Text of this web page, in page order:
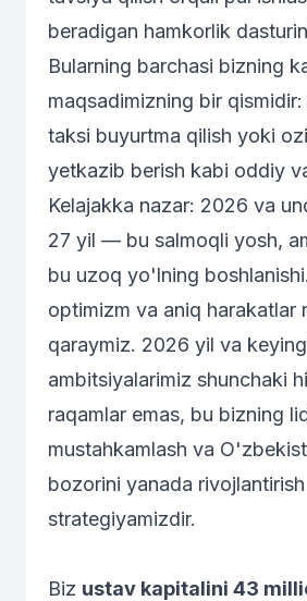
beradigan hamkorlik
Bularning barchasi bizning
maqsadimizning bir
taksi buyurtma qilish yoki
yetkazib berish kabi oddiy
Kelajakka nazar: 2026 va
27 yil — bu salmoqli yosh,
bu uzoq yo'lning
optimizm va aniq harakatlar
qaraymiz. 2026 yil va
ambitsiyalarimiz shunchaki
raqamlar emas, bu bizning
mustahkamlash va
bozorini yanada rivojlantirish
strategiyamizdir.
Biz ustav kapitalini 43